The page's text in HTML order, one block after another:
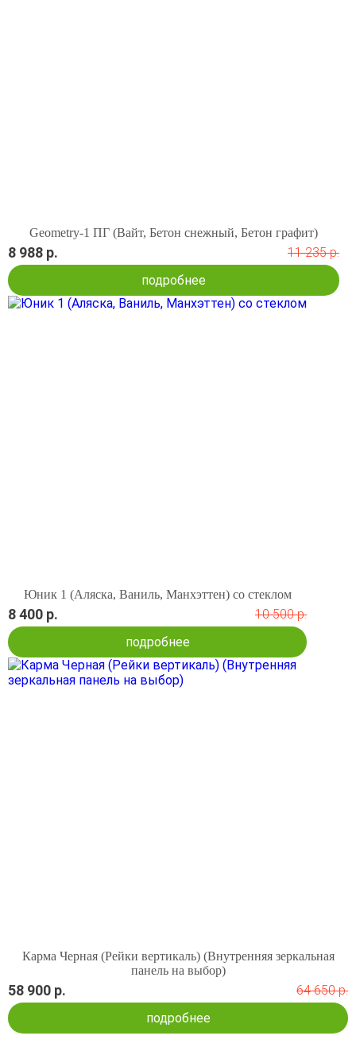
Geometry-1 ПГ (Вайт, Бетон снежный, Бетон графит)
8 988 р.
11 235 р.
подробнее
Юник 1 (Аляска, Ваниль, Манхэттен) со стеклом
8 400 р.
10 500 р.
подробнее
Карма Черная (Рейки вертикаль) (Внутренняя зеркальная
панель на выбор)
58 900 р.
64 650 р.
подробнее